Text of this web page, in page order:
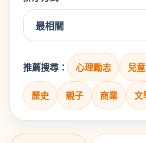
推薦搜尋： 心理勵志 兒
歷史 親子 商業 文